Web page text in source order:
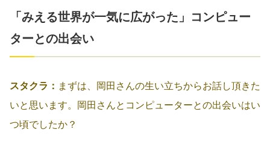
「みえる世界が一気に広がった」コンピュー
ターとの出会い
スタクラ： まずは、岡田さんの生い立ちからお話し頂きた
いと思います。岡田さんとコンピューターとの出会いはい
つ頃でしたか？